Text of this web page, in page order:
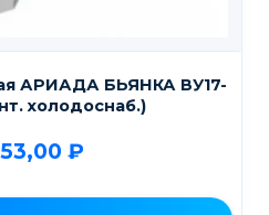
АРИАДА БЬЯНКА ВУ17-
холодоснаб.)
₽